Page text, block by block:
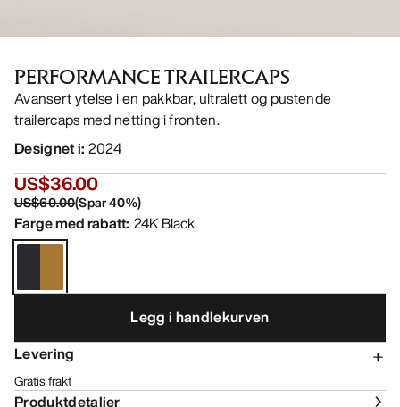
PERFORMANCE TRAILERCAPS
Avansert ytelse i en pakkbar, ultralett og pustende
trailercaps med netting i fronten.
Designet i: 2024
US$36.00
US$60.00(Spar40%)
Farge med rabatt: 24K Black
Legg i handlekurven
Levering
Gratis frakt
Produktdetaljer